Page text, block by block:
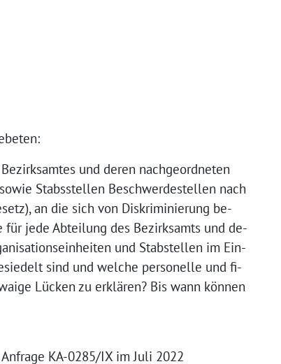
und deren nachgeordneten
Stabsstellen Beschwerdestellen nach
an die sich von Diskriminierung be-
jede Abteilung des Bezirksamts und de-
und Stabstellen im Ein-
sind und welche personelle und fi-
Lücken zu erklären? Bis wann können
KA-0285/IX im Juli 2022